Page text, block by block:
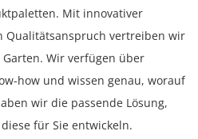
Mit innovativer
Qualitätsanspruch vertreiben wir
Wir verfügen über
how und wissen genau, worauf
wir die passende Lösung,
für Sie entwickeln.